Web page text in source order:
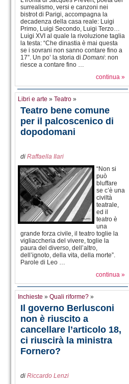
surrealismo, versi e canzoni nei
bistrot di Parigi, accompagna la
decadenza della casa reale: Luigi
Primo, Luigi Secondo, Luigi Terzo…
Luigi XVI al quale la rivoluzione taglia
la testa: “Che dinastia è mai questa
se i sovrani non sanno contare fino a
17”. Un po’ la storia di Domani: non
riesce a contare fino …
continua »
Libri e arte » Teatro »
Teatro bene comune
per il palcoscenico di
dopodomani
di Raffaella Ilari
“Non si
può
bluffare
se c’è una
civiltà
teatrale,
ed il
teatro è
una
grande forza civile, il teatro toglie la
vigliaccheria del vivere, toglie la
paura del diverso, dell’altro,
dell’ignoto, della vita, della morte”.
Parole di Leo …
continua »
Inchieste » Quali riforme? »
Il governo Berlusconi
non è riuscito a
cancellare l’articolo 18,
ci riuscirà la ministra
Fornero?
di Riccardo Lenzi